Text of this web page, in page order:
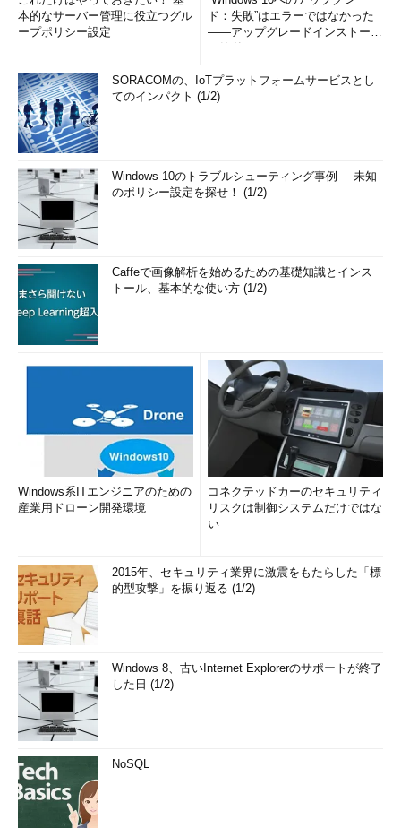
本的なサーバー管理に役立つグル
ープポリシー設定
ド：失敗”はエラーではなかった
――アップグレードインストール
SORACOMの、IoTプラットフォームサービスとし
てのインパクト (1/2)
Windows 10のトラブルシューティング事例──未知
のポリシー設定を探せ！ (1/2)
Caffeで画像解析を始めるための基礎知識とインス
トール、基本的な使い方 (1/2)
Windows系ITエンジニアのための
産業用ドローン開発環境
コネクテッドカーのセキュリティ
リスクは制御システムだけではな
い
2015年、セキュリティ業界に激震をもたらした「標
的型攻撃」を振り返る (1/2)
Windows 8、古いInternet Explorerのサポートが終了
した日 (1/2)
NoSQL